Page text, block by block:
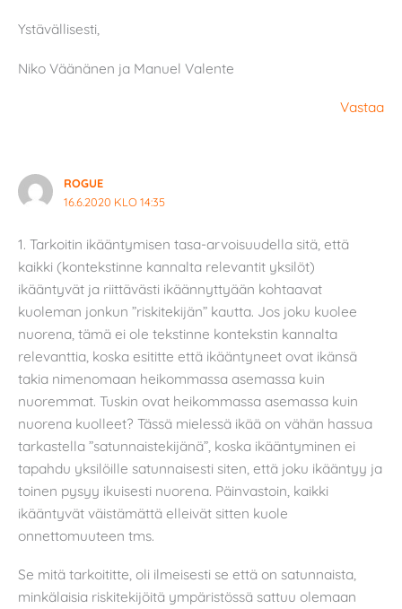
Ystävällisesti,
Niko Väänänen ja Manuel Valente
Vastaa
ROGUE
16.6.2020 KLO 14:35
1. Tarkoitin ikääntymisen tasa-arvoisuudella sitä, että
kaikki (kontekstinne kannalta relevantit yksilöt)
ikääntyvät ja riittävästi ikäännyttyään kohtaavat
kuoleman jonkun ”riskitekijän” kautta. Jos joku kuolee
nuorena, tämä ei ole tekstinne kontekstin kannalta
relevanttia, koska esititte että ikääntyneet ovat ikänsä
takia nimenomaan heikommassa asemassa kuin
nuoremmat. Tuskin ovat heikommassa asemassa kuin
nuorena kuolleet? Tässä mielessä ikää on vähän hassua
tarkastella ”satunnaistekijänä”, koska ikääntyminen ei
tapahdu yksilöille satunnaisesti siten, että joku ikääntyy ja
toinen pysyy ikuisesti nuorena. Päinvastoin, kaikki
ikääntyvät väistämättä elleivät sitten kuole
onnettomuuteen tms.
Se mitä tarkoititte, oli ilmeisesti se että on satunnaista,
minkälaisia riskitekijöitä ympäristössä sattuu olemaan